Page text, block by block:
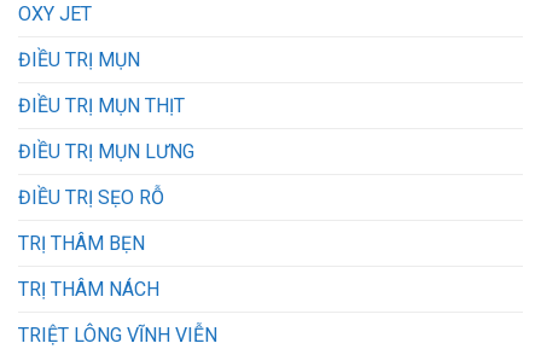
OXY JET
ĐIỀU TRỊ MỤN
ĐIỀU TRỊ MỤN THỊT
ĐIỀU TRỊ MỤN LƯNG
ĐIỀU TRỊ SẸO RỖ
TRỊ THÂM BẸN
TRỊ THÂM NÁCH
TRIỆT LÔNG VĨNH VIỄN